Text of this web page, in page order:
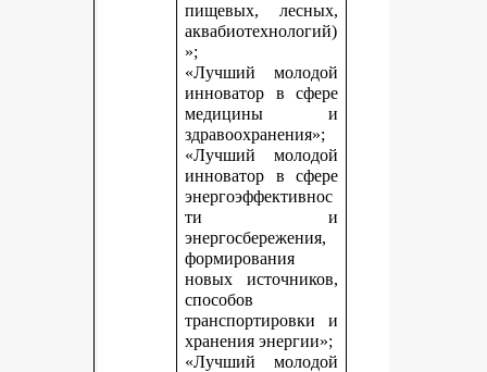
пищевых, лесных,
аквабиотехнологий)
»;
«Лучший молодой
инноватор в сфере
медицины и
здравоохранения»;
«Лучший молодой
инноватор в сфере
энергоэффективнос
ти и
энергосбережения,
формирования
новых источников,
способов
транспортировки и
хранения энергии»;
«Лучший молодой